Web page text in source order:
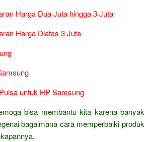
Harga Dua Juta hingga 3 Juta
Harga Diatas 3 Juta
untuk HP Samsung
bisa membantu kita karena banyak
bagaimana cara memperbaiki produk